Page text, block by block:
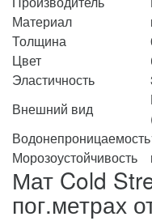
Материал
Толщина
Цвет
Эластичность
Внешний вид
Водонепроницаемость
Морозоустойчивость
Мат Cold
пог.метрах